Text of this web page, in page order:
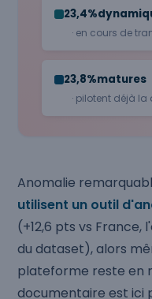
23,4%
· en cours de
23,8%matures
· pilotent déjà la
Anomalie
utilisent un outil
(+12,6 pts vs
du dataset), alors
plateforme reste en
documentaire est ici